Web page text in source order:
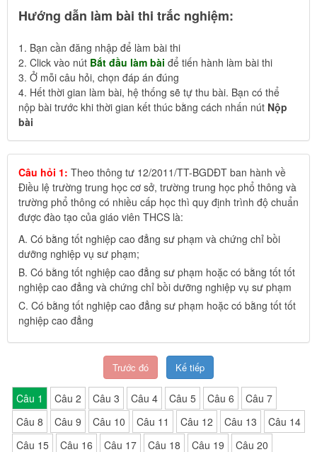
Hướng dẫn làm bài thi trắc nghiệm:
1. Bạn cần đăng nhập để làm bài thi
2. Click vào nút Bắt đầu làm bài để tiến hành làm bài thi
3. Ở mỗi câu hỏi, chọn đáp án đúng
4. Hết thời gian làm bài, hệ thống sẽ tự thu bài. Bạn có thể
nộp bài trước khi thời gian kết thúc bằng cách nhấn nút Nộp
bài
Câu hỏi 1: Theo thông tư 12/2011/TT-BGDĐT ban hành về
Điều lệ trường trung học cơ sở, trường trung học phổ thông và
trường phổ thông có nhiều cấp học thì quy định trình độ chuẩn
được đào tạo của giáo viên THCS là:
A. Có bằng tốt nghiệp cao đẳng sư phạm và chứng chỉ bồi
dưỡng nghiệp vụ sư phạm;
B. Có bằng tốt nghiệp cao đẳng sư phạm hoặc có bằng tốt tốt
nghiệp cao đẳng và chứng chỉ bồi dưỡng nghiệp vụ sư phạm
C. Có bằng tốt nghiệp cao đẳng sư phạm hoặc có bằng tốt tốt
nghiệp cao đẳng
Trước đó Kế tiếp
Câu 1 Câu 2 Câu 3 Câu 4 Câu 5 Câu 6
Câu 7
Câu 8
Câu 9 Câu 10 Câu 11 Câu 12 Câu 13
Câu 14
Câu 15
Câu 16 Câu 17 Câu 18 Câu 19
Câu 20